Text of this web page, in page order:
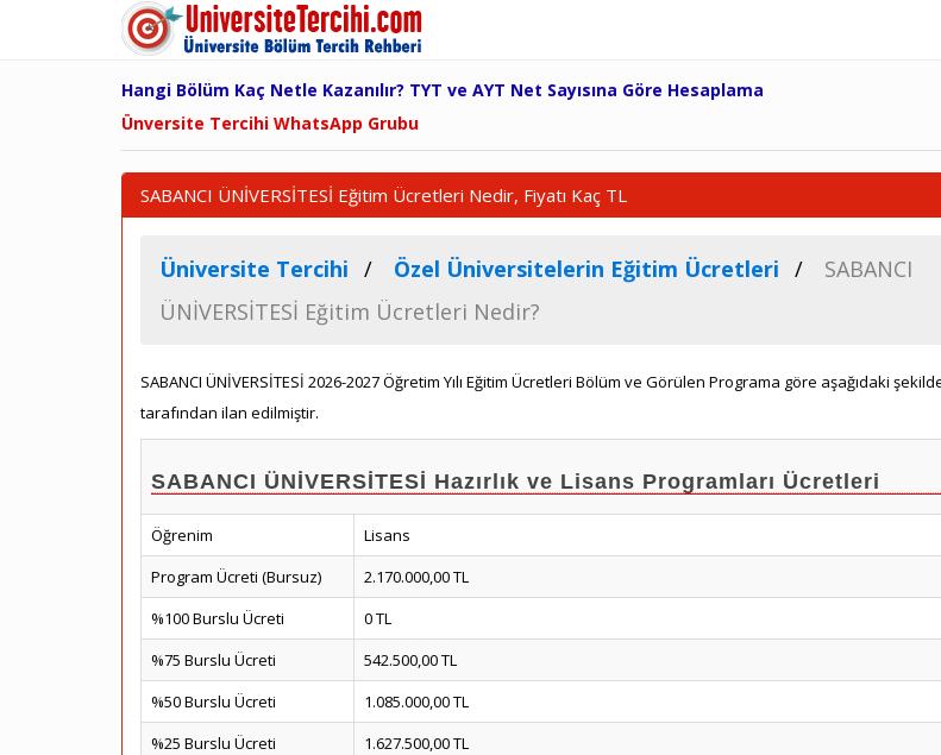
Hangi Bölüm Kaç Netle Kazanılır? TYT ve AYT Net Sayısına Göre Hesaplama
Ünversite Tercihi WhatsApp Grubu
SABANCI ÜNİVERSİTESİ Eğitim Ücretleri Nedir, Fiyatı Kaç TL
Üniversite Tercihi Özel Üniversitelerin Eğitim Ücretleri
SABANCI
ÜNİVERSİTESİ Eğitim Ücretleri Nedir?
SABANCI ÜNİVERSİTESİ 2026-2027 Öğretim Yılı Eğitim Ücretleri Bölüm ve Görülen Programa göre aşağıdaki
tarafından ilan edilmiştir.
SABANCI ÜNİVERSİTESİ Hazırlık ve Lisans Programları Ücretleri
Öğrenim
Lisans
Program Ücreti (Bursuz)
2.170.000,00 TL
%100 Burslu Ücreti
0 TL
%75 Burslu Ücreti
542.500,00 TL
%50 Burslu Ücreti
1.085.000,00 TL
%25 Burslu Ücreti
1.627.500,00 TL